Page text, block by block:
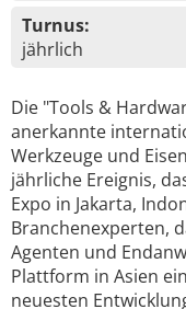
Turnus:
jährlich
Die "Tools &
anerkannte
Werkzeuge und
jährliche Ereignis,
Expo in Jakarta,
Branchenexperten,
Agenten und
Plattform in Asien
neuesten